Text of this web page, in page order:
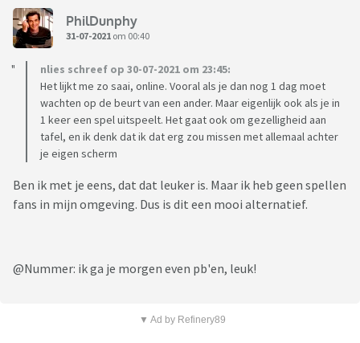
PhilDunphy
31-07-2021 om 00:40
nlies schreef op 30-07-2021 om 23:45:
Het lijkt me zo saai, online. Vooral als je dan nog 1 dag moet
wachten op de beurt van een ander. Maar eigenlijk ook als je in
1 keer een spel uitspeelt. Het gaat ook om gezelligheid aan
tafel, en ik denk dat ik dat erg zou missen met allemaal achter
je eigen scherm
Ben ik met je eens, dat dat leuker is. Maar ik heb geen spellen
fans in mijn omgeving. Dus is dit een mooi alternatief.
@Nummer: ik ga je morgen even pb'en, leuk!
▼ Ad by Refinery89